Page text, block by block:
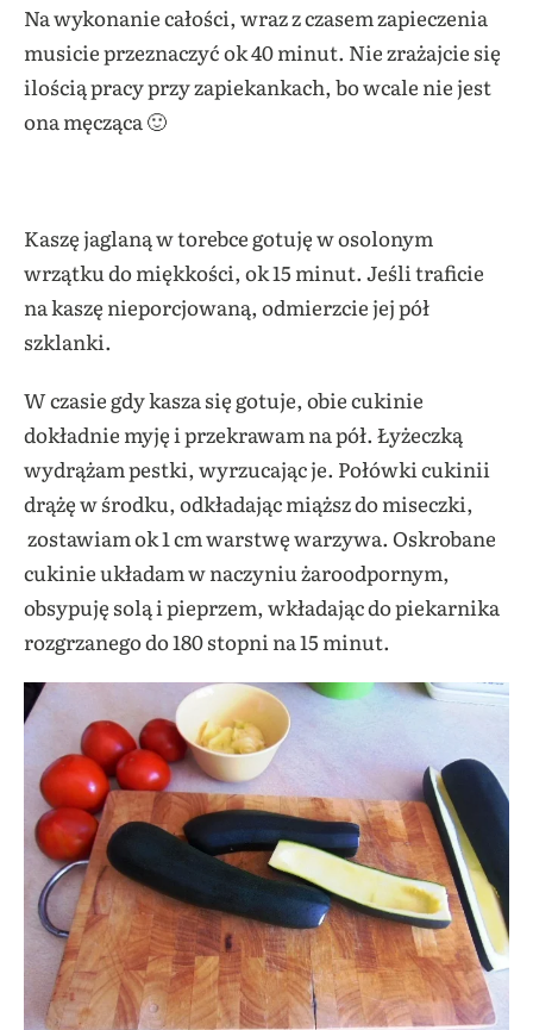
Na wykonanie całości, wraz z czasem zapieczenia
musicie przeznaczyć ok 40 minut. Nie zrażajcie się
ilością pracy przy zapiekankach, bo wcale nie jest
ona męcząca 🙂
Kaszę jaglaną w torebce gotuję w osolonym
wrzątku do miękkości, ok 15 minut. Jeśli traficie
na kaszę nieporcjowaną, odmierzcie jej pół
szklanki.
W czasie gdy kasza się gotuje, obie cukinie
dokładnie myję i przekrawam na pół. Łyżeczką
wydrążam pestki, wyrzucając je. Połówki cukinii
drążę w środku, odkładając miąższ do miseczki,
zostawiam ok 1 cm warstwę warzywa. Oskrobane
cukinie układam w naczyniu żaroodpornym,
obsypuję solą i pieprzem, wkładając do piekarnika
rozgrzanego do 180 stopni na 15 minut.